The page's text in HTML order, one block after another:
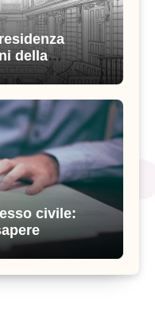
della
civile: